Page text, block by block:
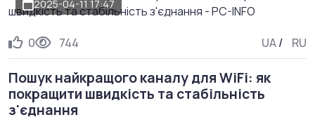
2025-04-11 17:47
0 744 UA/ RU
Пошук найкращого каналу для WiFi: як
покращити швидкість та стабільність
з'єднання